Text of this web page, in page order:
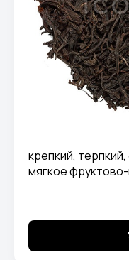
крепкий,
мягкое